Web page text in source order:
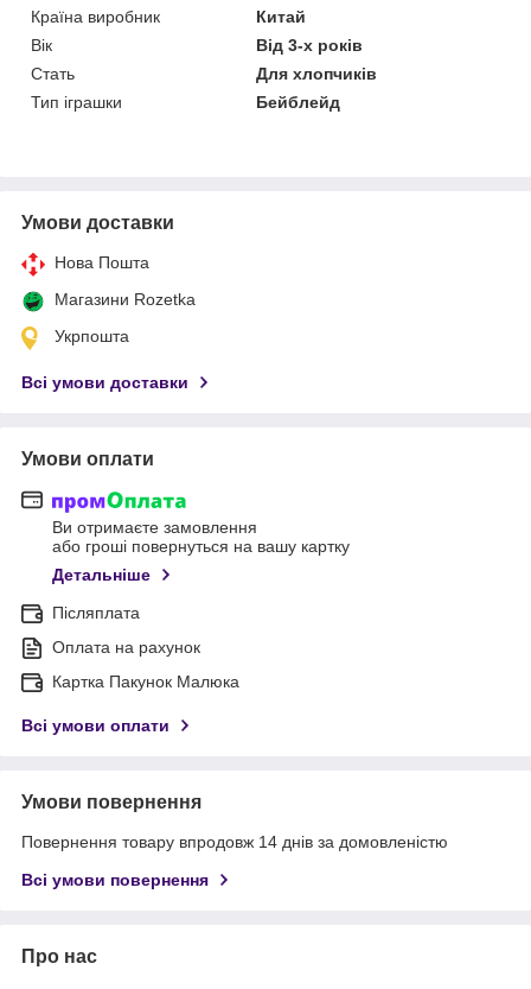
Країна виробник
Китай
Вік
Від 3-х років
Стать
Для хлопчиків
Тип іграшки
Бейблейд
Умови доставки
Нова Пошта
Магазини Rozetka
Укрпошта
Всі умови доставки
Умови оплати
Ви отримаєте замовлення
або гроші повернуться на вашу картку
Детальніше
Післяплата
Оплата на рахунок
Картка Пакунок Малюка
Всі умови оплати
Умови повернення
Повернення товару впродовж 14 днів за домовленістю
Всі умови повернення
Про нас